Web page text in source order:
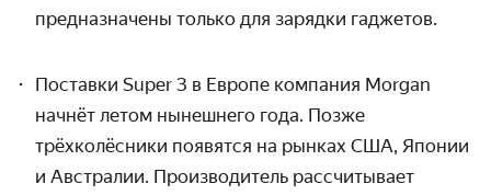
предназначены только для зарядки гаджетов.
Поставки Super 3 в Европе компания Morgan
начнёт летом нынешнего года. Позже
трёхколёсники появятся на рынках США, Японии
и Австралии. Производитель рассчитывает